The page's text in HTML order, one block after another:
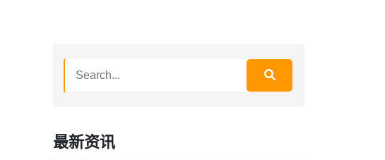
最新资讯